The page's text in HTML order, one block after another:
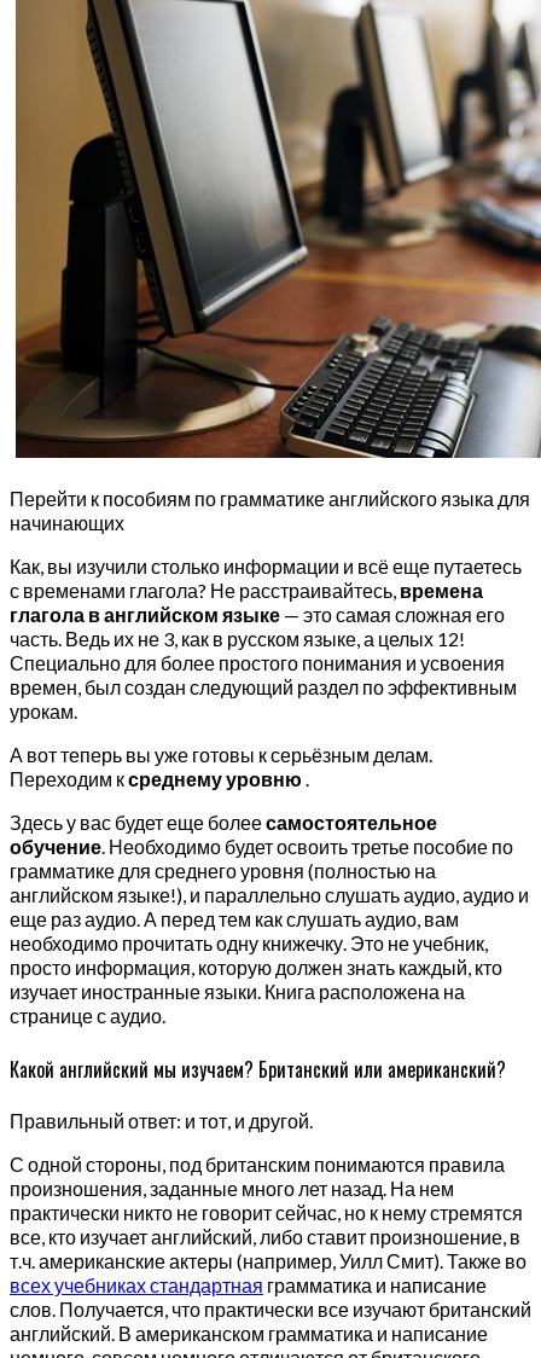
Перейти к пособиям по грамматике английского языка для
начинающих
Как, вы изучили столько информации и всё еще путаетесь
с временами глагола? Не расстраивайтесь, времена
глагола в английском языке — это самая сложная его
часть. Ведь их не 3, как в русском языке, а целых 12!
Специально для более простого понимания и усвоения
времен, был создан следующий раздел по эффективным
урокам.
А вот теперь вы уже готовы к серьёзным делам.
Переходим ксреднему уровню .
Здесь у вас будет еще болеесамостоятельное
обучение. Необходимо будет освоить третье пособие по
грамматике для среднего уровня (полностью на
английском языке!), и параллельно слушать аудио, аудио и
еще раз аудио. А перед тем как слушать аудио, вам
необходимо прочитать одну книжечку. Это не учебник,
просто информация, которую должен знать каждый, кто
изучает иностранные языки. Книга расположена на
странице с аудио.
Какой английский мы изучаем? Британский или американский?
Правильный ответ: и тот, и другой.
С одной стороны, под британским понимаются правила
произношения, заданные много лет назад. На нем
практически никто не говорит сейчас, но к нему стремятся
все, кто изучает английский, либо ставит произношение, в
т.ч. американские актеры (например, Уилл Смит). Также во
всех учебниках стандартная грамматика и написание
слов. Получается, что практически все изучают британский
английский. В американском грамматика и написание